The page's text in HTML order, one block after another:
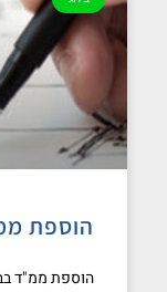
font_download סמן קישורים
הוספת
הוספת ממ"ד